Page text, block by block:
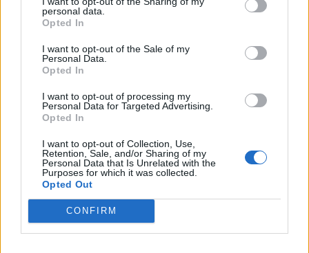
personal data.
Opted In
I want to opt-out of the Sale of my
Personal Data.
Opted In
I want to opt-out of processing my
Personal Data for Targeted Advertising.
Opted In
I want to opt-out of Collection, Use,
Retention, Sale, and/or Sharing of my
Personal Data that Is Unrelated with the
Purposes for which it was collected.
Opted Out
CONFIRM
festigte seinen Status als Must-Have Trendteil für den
Übergang von Winter zu Frühling